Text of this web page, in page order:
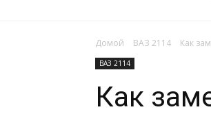
Домой ВАЗ 2114 Как
ВАЗ 2114
Как